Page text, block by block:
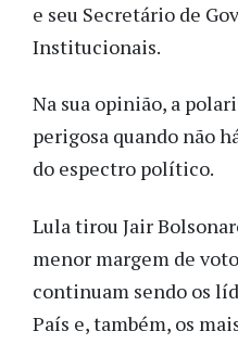
e seu Secretário de
Institucionais.
Na sua opinião, a
perigosa quando não
do espectro político.
Lula tirou Jair
menor margem de
continuam sendo os
País e, também, os